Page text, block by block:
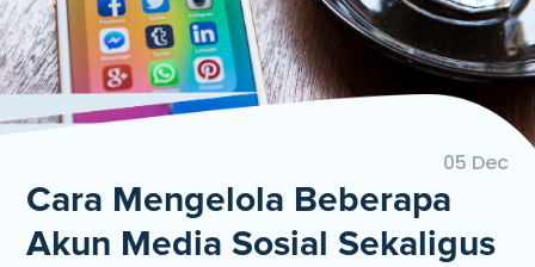
05 Dec
Cara Mengelola Beberapa
Akun Media Sosial Sekaligus